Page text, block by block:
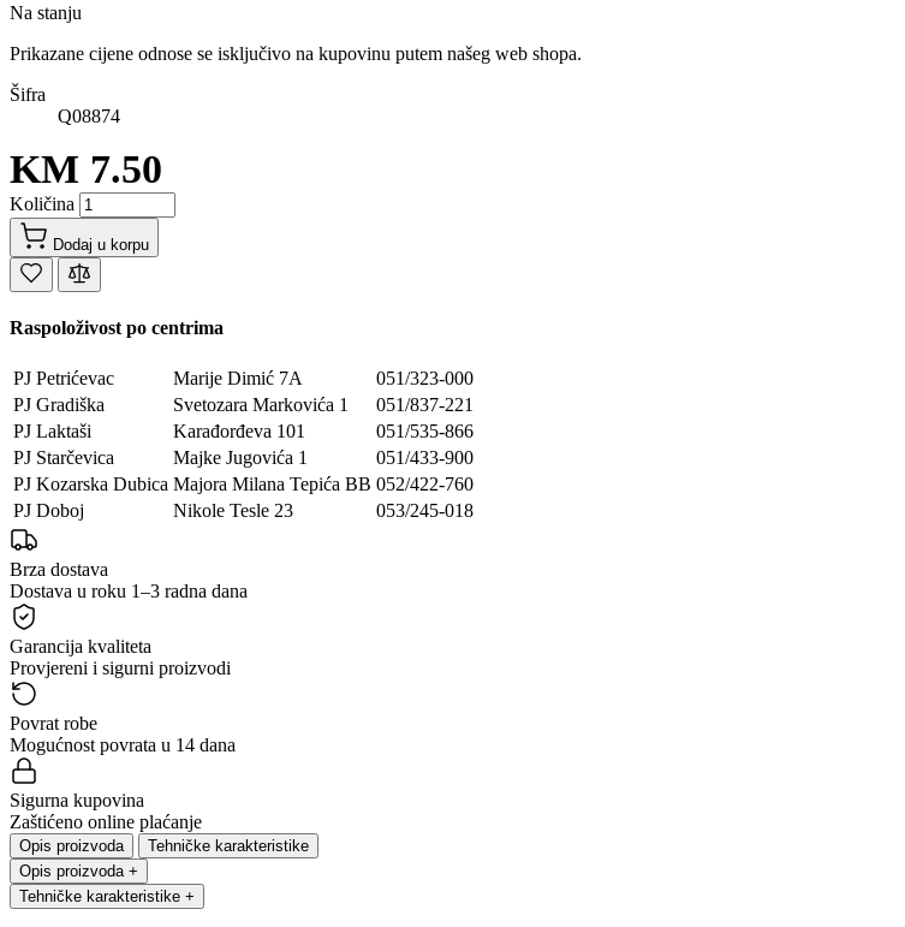
Na stanju
Prikazane cijene odnose se isključivo na kupovinu putem našeg web shopa.
Šifra
Q08874
KM 7.50
Količina
Dodaj u korpu
Raspoloživost po centrima
PJ Petrićevac Marije Dimić 7A
051/323-000
PJ Gradiška
Svetozara Markovića 1
051/837-221
PJ Laktaši
Karađorđeva 101
051/535-866
PJ Starčevica
Majke Jugovića 1
051/433-900
PJ Kozarska Dubica Majora Milana Tepića BB 052/422-760
PJ Doboj
Nikole Tesle 23 053/245-018
Brza dostava
Dostava u roku 1–3 radna dana
Garancija kvaliteta
Provjereni i sigurni proizvodi
Povrat robe
Mogućnost povrata u 14 dana
Sigurna kupovina
Zaštićeno online plaćanje
Opis proizvoda
Tehničke karakteristike
Opis proizvoda +
Tehničke karakteristike +